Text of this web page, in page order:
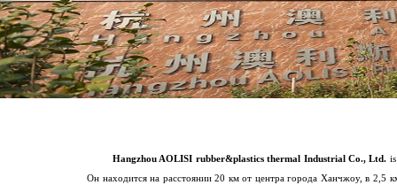
Hangzhou AOLISI rubber&plastics thermal Industrial Co., Ltd.
Он находится на расстоянии 20 км от центра города Ханчжоу, в 2,5